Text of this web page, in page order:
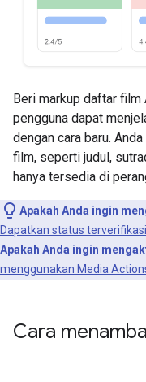
Beri markup daftar film
pengguna dapat
dengan cara baru.
film, seperti judul,
hanya tersedia di
Apakah Anda ingin
Dapatkan status
Apakah Anda ingin
menggunakan Media
Cara